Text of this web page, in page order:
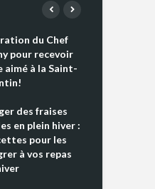
du Chef
pour recevoir
aimé à la Saint-
des fraises
en plein hiver :
pour les
à vos repas